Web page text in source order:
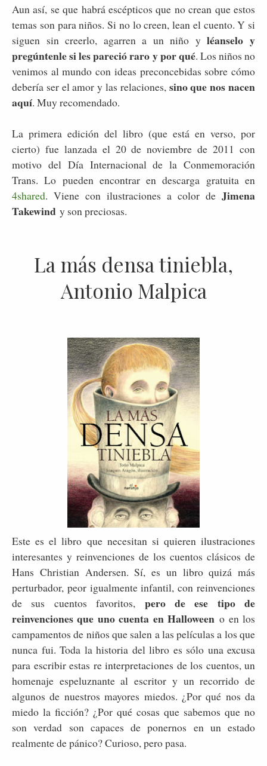
Aun así, se que habrá escépticos que no crean que estos
temas son para niños. Si no lo creen, lean el cuento. Y si
siguen sin creerlo, agarren a un niño yléanselo y
pregúntenle si les pareció raro y por qué. Los niños no
venimos al mundo con ideas preconcebidas sobre cómo
debería ser el amor y las relaciones, sino que nos nacen
aquí. Muy recomendado.
La primera edición del libro (que está en verso, por
cierto) fue lanzada el 20 de noviembre de 2011 con
motivo del Día Internacional de la Conmemoración
Trans. Lo pueden encontrar en descarga gratuita en
4shared. Viene con ilustraciones a color de Jimena
Takewind y son preciosas.
La más densa tiniebla,
Antonio Malpica
Este es el libro que necesitan si quieren ilustraciones
interesantes y reinvenciones de los cuentos clásicos de
Hans Christian Andersen. Sí, es un libro quizá más
perturbador, peor igualmente infantil, con reinvenciones
de sus cuentos favoritos, pero de ese tipo de
reinvenciones que uno cuenta en Halloweeno en los
campamentos de niños que salen a las películas a los que
nunca fui. Toda la historia del libro es sólo una excusa
para escribir estas re interpretaciones de los cuentos, un
homenaje espeluznante al escritor y un recorrido de
algunos de nuestros mayores miedos. ¿Por qué nos da
miedo la ficción? ¿Por qué cosas que sabemos que no
son verdad son capaces de ponernos en un estado
realmente de pánico? Curioso, pero pasa.